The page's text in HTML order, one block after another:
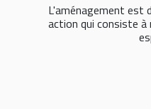
L'aménagement est
action qui consiste